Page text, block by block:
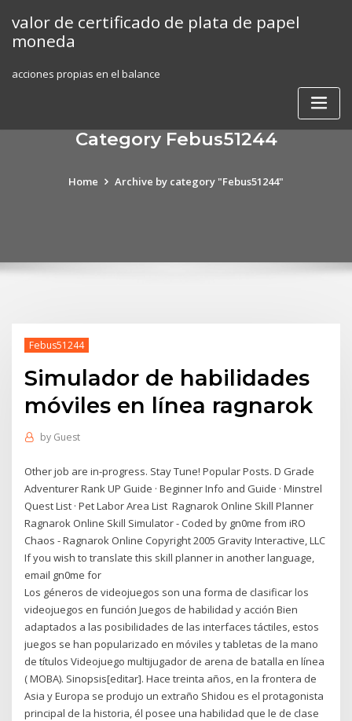
content
valor de certificado de plata de papel
moneda
acciones propias en el balance
Category Febus51244
Home Archive by category "Febus51244"
Febus51244
Simulador de habilidades
móviles en línea ragnarok
by Guest
Other job are in-progress. Stay Tune! Popular Posts. D Grade
Adventurer Rank UP Guide · Beginner Info and Guide · Minstrel
Quest List · Pet Labor Area List Ragnarok Online Skill Planner
Ragnarok Online Skill Simulator - Coded by gn0me from iRO
Chaos - Ragnarok Online Copyright 2005 Gravity Interactive, LLC
If you wish to translate this skill planner in another language,
email gn0me for
Los géneros de videojuegos son una forma de clasificar los
videojuegos en función Juegos de habilidad y acción Bien
adaptados a las posibilidades de las interfaces táctiles, estos
juegos se han popularizado en móviles y tabletas de la mano
de títulos Videojuego multijugador de arena de batalla en línea
( MOBA). Sinopsis[editar]. Hace treinta años, en la frontera de
Asia y Europa se produjo un extraño Shidou es el protagonista
principal de la historia, él posee una habilidad que le de clase